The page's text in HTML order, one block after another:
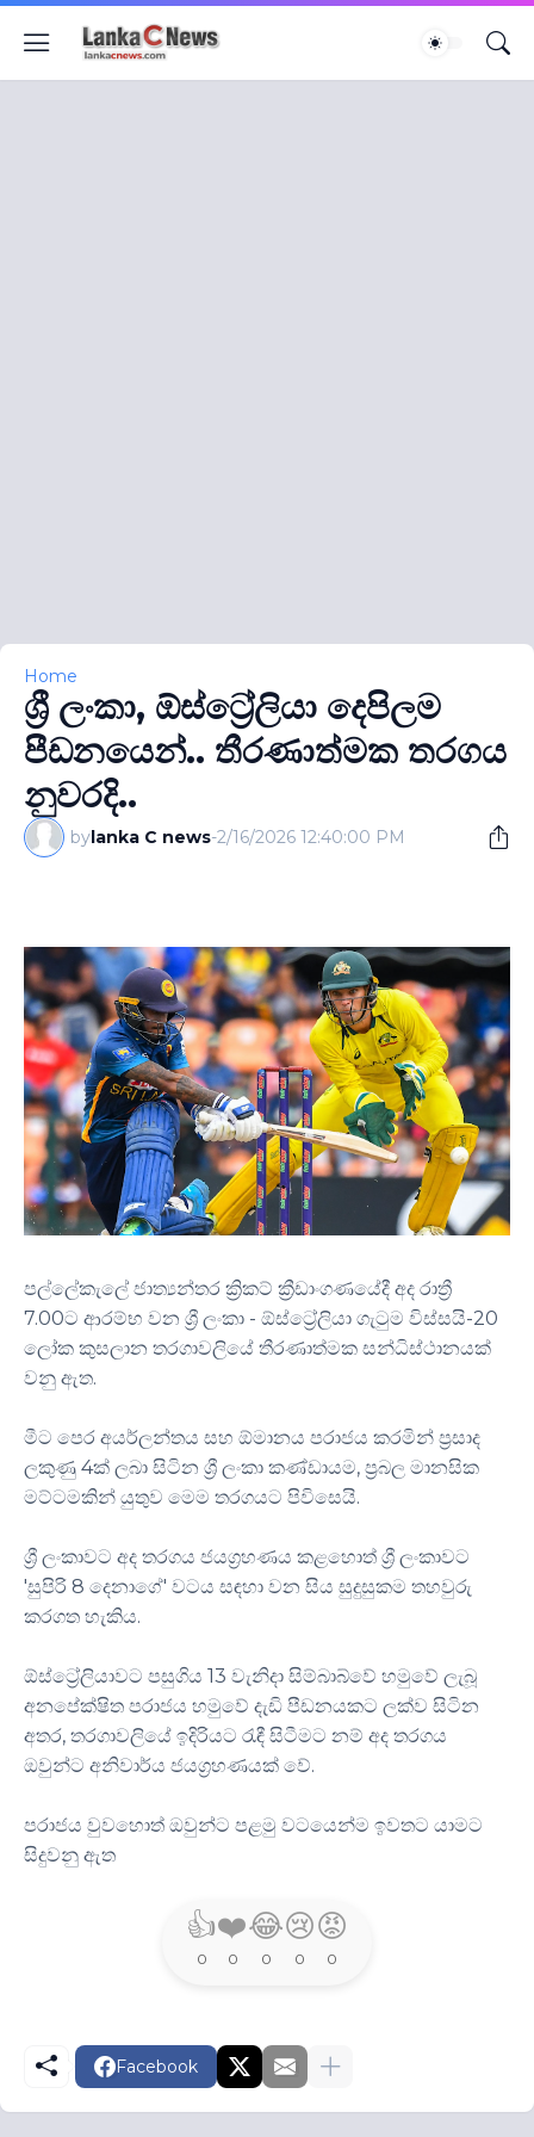
Home
ශ්‍රී ලංකා, ඕස්ට්‍රේලියා දෙපිලම
පීඩනයෙන්.. තීරණාත්මක තරගය
නුවරදි..
bylanka C news-2/16/2026 12:40:00 PM
පල්ලේකැලේ ජාත්‍යන්තර ක්‍රිකට් ක්‍රීඩාංගණයේදී අද රාත්‍රී
7.00ට ආරම්භ වන ශ්‍රී ලංකා - ඕස්ට්‍රේලියා ගැටුම විස්සයි-20
ලෝක කුසලාන තරගාවලියේ තීරණාත්මක සන්ධිස්ථානයක්
වනු ඇත.
මීට පෙර අයර්ලන්තය සහ ඕමානය පරාජය කරමින් ප්‍රසාද
ලකුණු 4ක් ලබා සිටින ශ්‍රී ලංකා කණ්ඩායම, ප්‍රබල මානසික
මට්ටමකින් යුතුව මෙම තරගයට පිවිසෙයි.
ශ්‍රී ලංකාවට අද තරගය ජයග්‍රහණය කළහොත් ශ්‍රී ලංකාවට
'සුපිරි 8 දෙනාගේ' වටය සඳහා වන සිය සුදුසුකම තහවුරු
කරගත හැකිය.
ඕස්ට්‍රේලියාවට පසුගිය 13 වැනිදා සිම්බාබ්වේ හමුවේ ලැබූ
අනපේක්ෂිත පරාජය හමුවේ දැඩි පීඩනයකට ලක්ව සිටින
අතර, තරගාවලියේ ඉදිරියට රැඳී සිටීමට නම් අද තරගය
ඔවුන්ට අනිවාර්ය ජයග්‍රහණයක් වේ.
පරාජය වුවහොත් ඔවුන්ට පළමු වටයෙන්ම ඉවතට යාමට
සිදුවනු ඇත
👍
0
❤️
0
😂
0
😢
0
😡
0
Facebook